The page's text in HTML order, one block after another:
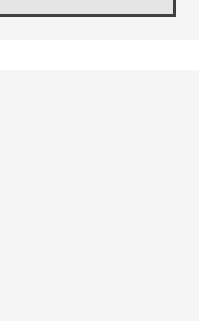
الفاتيكان يعلن برنامج